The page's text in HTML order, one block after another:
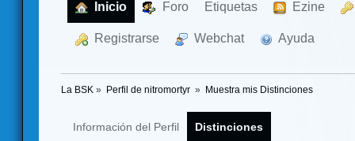
Inicio Foro Etiquetas Ezine
Registrarse Webchat Ayuda
La BSK » Perfil de nitromortyr » Muestra mis Distinciones
Información del Perfil Distinciones